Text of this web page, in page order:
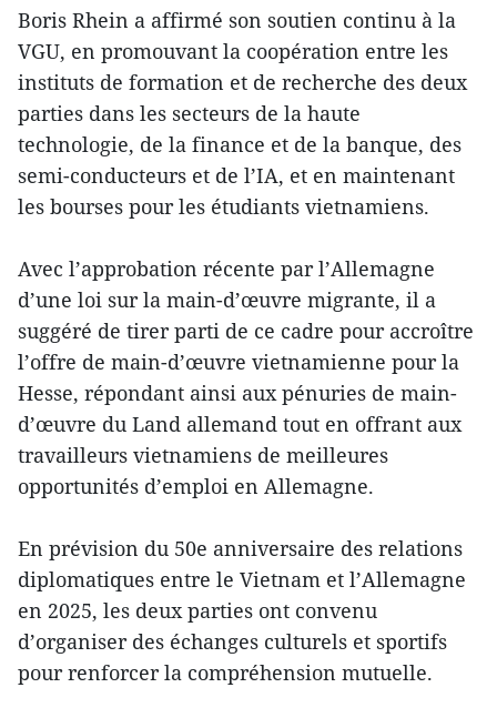
Boris Rhein a affirmé son soutien continu à la
VGU, en promouvant la coopération entre les
instituts de formation et de recherche des deux
parties dans les secteurs de la haute
technologie, de la finance et de la banque, des
semi-conducteurs et de l’IA, et en maintenant
les bourses pour les étudiants vietnamiens.
Avec l’approbation récente par l’Allemagne
d’une loi sur la main-d’œuvre migrante, il a
suggéré de tirer parti de ce cadre pour accroître
l’offre de main-d’œuvre vietnamienne pour la
Hesse, répondant ainsi aux pénuries de main-
d’œuvre du Land allemand tout en offrant aux
travailleurs vietnamiens de meilleures
opportunités d’emploi en Allemagne.
En prévision du 50e anniversaire des relations
diplomatiques entre le Vietnam et l’Allemagne
en 2025, les deux parties ont convenu
d’organiser des échanges culturels et sportifs
pour renforcer la compréhension mutuelle.